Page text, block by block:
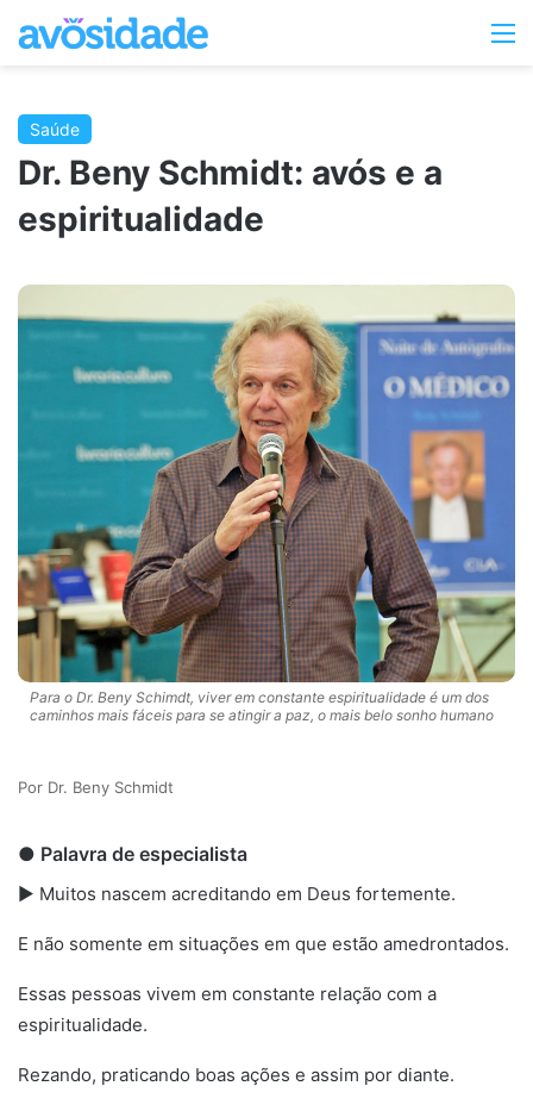
Switch
Saúde
Dr. Beny Schmidt: avós e a
espiritualidade
Para o Dr. Beny Schimdt, viver em constante espiritualidade é um dos
caminhos mais fáceis para se atingir a paz, o mais belo sonho humano
Dr. Beny Schmidt
● Palavra de especialista
► Muitos nascem acreditando em Deus fortemente.
E não somente em situações em que estão amedrontados.
Essas pessoas vivem em constante relação com a
espiritualidade.
Rezando, praticando boas ações e assim por diante.